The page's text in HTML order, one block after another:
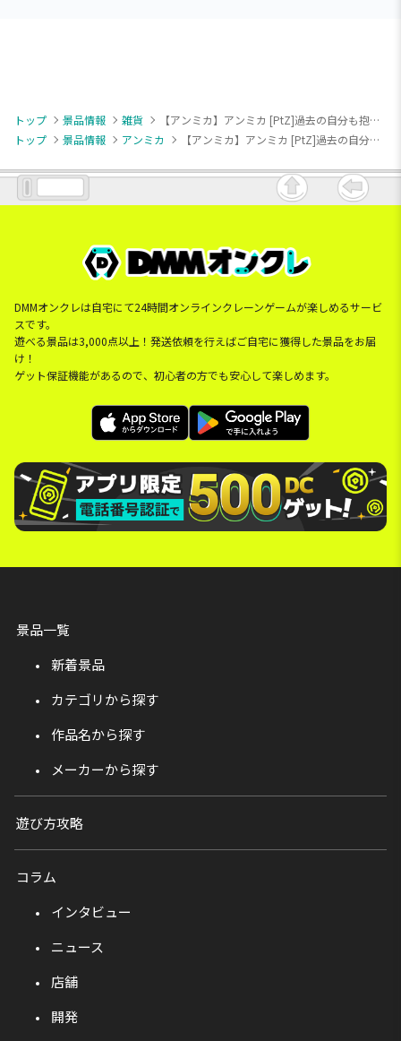
トップ 景品情報 雑貨
【アンミカ】アンミカ [PtZ]過去の自分も抱きしめてビッグロングクッション
トップ
景品情報 アンミカ 【アンミカ】アンミカ [PtZ]過去の自分も抱きしめてビッグロングクッション
DMMオンクレは自宅にて24時間オンラインクレーンゲームが楽しめるサービ
スです。
遊べる景品は3,000点以上！発送依頼を行えばご自宅に獲得した景品をお届
け！
ゲット保証機能があるので、初心者の方でも安心して楽しめます。
景品一覧
新着景品
カテゴリから探す
作品名から探す
メーカーから探す
遊び方攻略
コラム
インタビュー
ニュース
店舗
開発